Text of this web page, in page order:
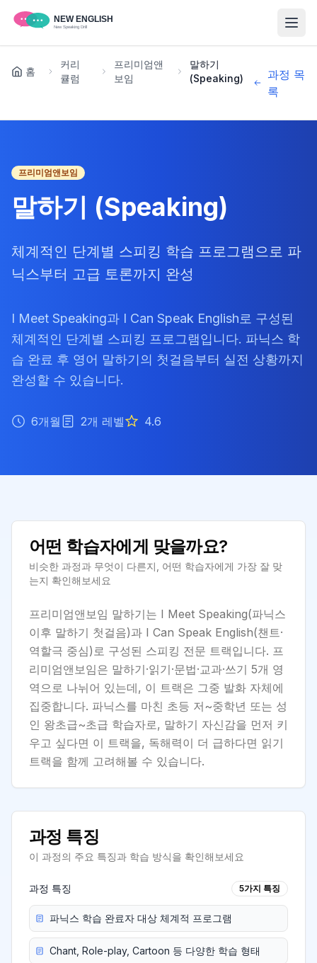
홈
커리
큘럼
프리미엄앤
보임
말하기
(Speaking)
과정 목
록
프리미엄앤보임
말하기 (Speaking)
체계적인 단계별 스피킹 학습 프로그램으로 파
닉스부터 고급 토론까지 완성
I Meet Speaking과 I Can Speak English로 구성된
체계적인 단계별 스피킹 프로그램입니다. 파닉스 학
습 완료 후 영어 말하기의 첫걸음부터 실전 상황까지
완성할 수 있습니다.
6개월 2개 레벨 4.6
어떤 학습자에게 맞을까요?
비슷한 과정과 무엇이 다른지, 어떤 학습자에게 가장 잘 맞
는지 확인해보세요
프리미엄앤보임 말하기는 I Meet Speaking(파닉스
이후 말하기 첫걸음)과 I Can Speak English(챈트·
역할극 중심)로 구성된 스피킹 전문 트랙입니다. 프
리미엄앤보임은 말하기·읽기·문법·교과·쓰기 5개 영
역으로 나뉘어 있는데, 이 트랙은 그중 발화 자체에
집중합니다. 파닉스를 마친 초등 저~중학년 또는 성
인 왕초급~초급 학습자로, 말하기 자신감을 먼저 키
우고 싶다면 이 트랙을, 독해력이 더 급하다면 읽기
트랙을 함께 고려해볼 수 있습니다.
과정 특징
이 과정의 주요 특징과 학습 방식을 확인해보세요
과정 특징 5가지 특징
파닉스 학습 완료자 대상 체계적 프로그램
Chant, Role-play, Cartoon 등 다양한 학습 형태